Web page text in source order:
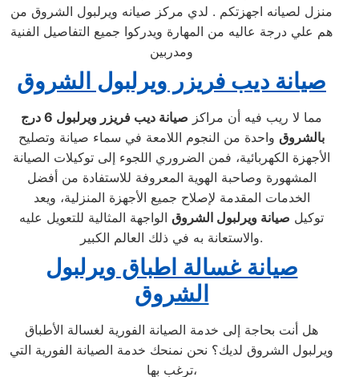
منزل لصيانه اجهزتكم . لدي مركز صيانه ويرلبول الشروق من
هم علي درجة عاليه من المهارة ويدركوا جميع التفاصيل الفنية
ومدربين
صيانة ديب فريزر ويرلبول الشروق
مما لا ريب فيه أن مراكز صيانة ديب فريزر ويرلبول
6 درج
بالشروق واحدة من النجوم اللامعة في سماء صيانة وتصليح
الأجهزة الكهربائية، فمن الضروري اللجوء إلى توكيلات الصيانة
المشهورة وصاحبة الهوية المعروفة للاستفادة من أفضل
الخدمات المقدمة لإصلاح جميع الأجهزة المنزلية، ويعد
توكيل صيانة ويرلبول الشروق الواجهة المثالية للتعويل عليه
والاستعانة به في ذلك العالم الكبير.
صيانة غسالة اطباق ويرلبول
الشروق
هل أنت بحاجة إلى خدمة الصيانة الفورية لغسالة الأطباق
ويرلبول الشروق لديك؟ نحن نمنحك خدمة الصيانة الفورية التي
ترغب بها،